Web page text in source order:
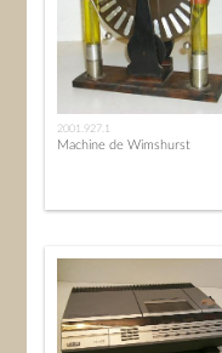
2001.927.1
Machine de Wimshurst